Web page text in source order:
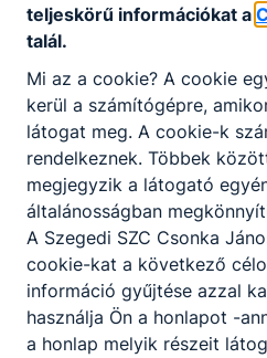
teljeskörű információkat a
talál.
Mi az a cookie? A cookie
kerül a számítógépre,
látogat meg. A cookie-k
rendelkeznek. Többek
megjegyzik a látogató
általánosságban
A Szegedi SZC Csonka
cookie-kat a következő
információ gyűjtése azzal
használja Ön a honlapot -
a honlap melyik részeit